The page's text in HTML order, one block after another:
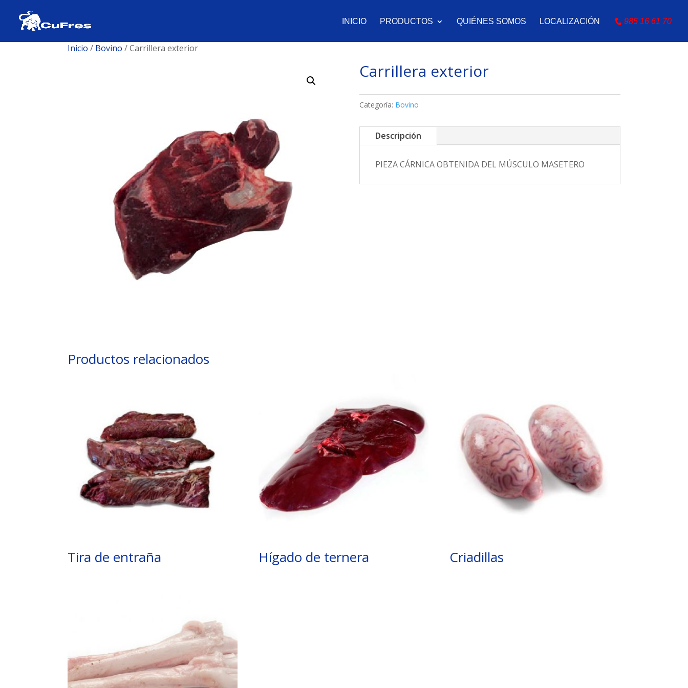
INICIO PRODUCTOS QUIÉNES SOMOS LOCALIZACIÓN 985 16 61 70
Inicio / Bovino / Carrillera exterior
Carrillera exterior
Categoría: Bovino
Descripción
PIEZA CÁRNICA OBTENIDA DEL MÚSCULO MASETERO
Productos relacionados
Tira de entraña Hígado de ternera Criadillas